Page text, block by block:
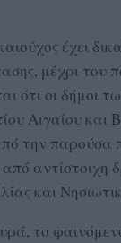
έχει
μέχρι του
ότι οι δήμοι
Αιγαίου και
την παρούσα
αντίστοιχη
και
το